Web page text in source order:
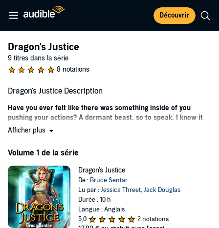
Découvrir
Dragon's Justice
9 titres dans la série
8 notations
Dragon's Justice Description
Have you ever felt like there was something inside of you
pushing your actions? A dormant beast, so to speak. I know it
sounds crazy.
I thought it was normal, some animal part of the human brain that
wasn’t exactly human, and there was a world underneath our own
where all the things that go bump in the night live. And, that my
beast was very real indeed.
Of course, my first steps into this new unknown world are full of
problems. I didn’t know the rules, landing me on the wrong side of a
Afficher plus
Volume 1 de la série
Dragon's Justice
De : Bruce Sentar
Lu par :Jessica Threet,Jack Douglas
Durée : 10 h
Langue : Anglais
5,0
2 notations